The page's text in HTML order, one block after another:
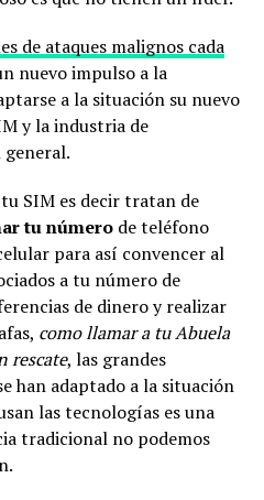
de ataques malignos cada
nuevo impulso a la
a la situación su nuevo
y la industria de
SIM es decir tratan de
tu númerode teléfono
para así convencer al
a tu número de
de dinero y realizar
como llamar a tu Abuela
rescate, las grandes
han adaptado a la situación
las tecnologías es una
tradicional no podemos